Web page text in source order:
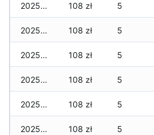
2025-01-16 108 zł 5
2025-01-15 108 zł 5
2025-01-14 108 zł 5
2025-01-13 108 zł 5
2025-01-12 108 zł 5
2025-01-11 108 zł 5